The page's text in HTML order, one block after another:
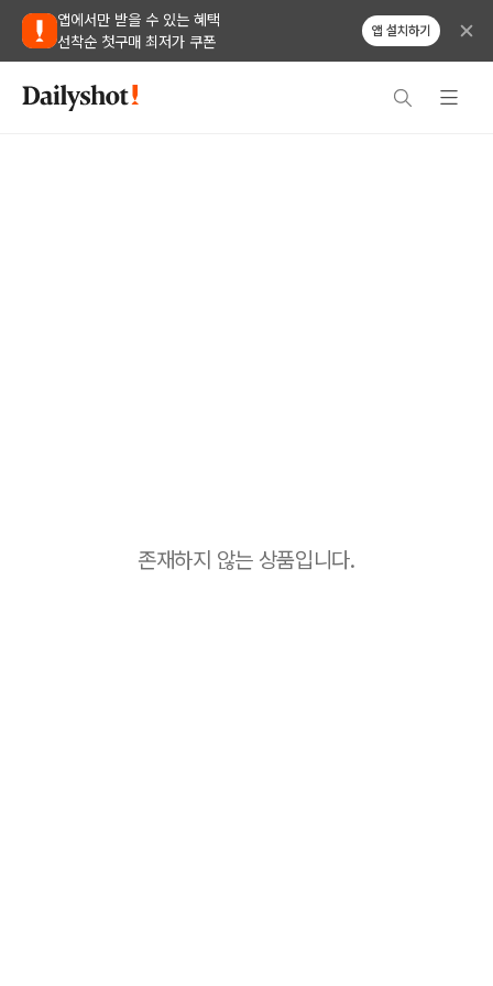
앱에서만 받을 수 있는 혜택
선착순 첫구매 최저가 쿠폰
앱 설치하기
존재하지 않는 상품입니다.